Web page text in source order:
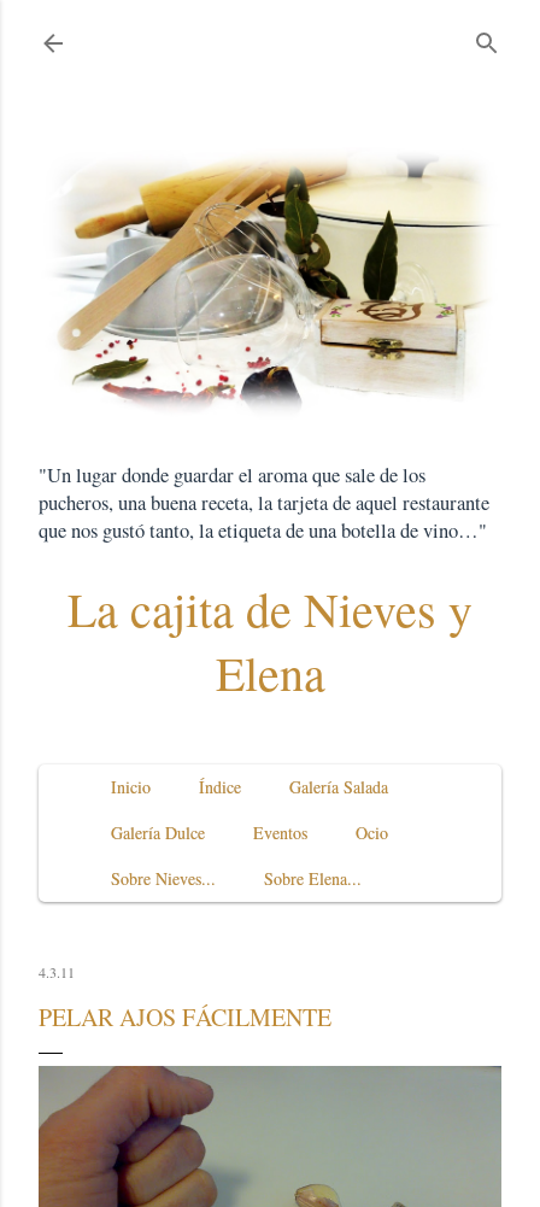
"Un lugar donde guardar el aroma que sale de los
pucheros, una buena receta, la tarjeta de aquel restaurante
que nos gustó tanto, la etiqueta de una botella de vino…"
La cajita de Nieves y
Elena
Inicio Índice
Galería Salada
Galería Dulce
Eventos
Ocio
Sobre Nieves...
Sobre Elena...
4.3.11
PELAR AJOS FÁCILMENTE